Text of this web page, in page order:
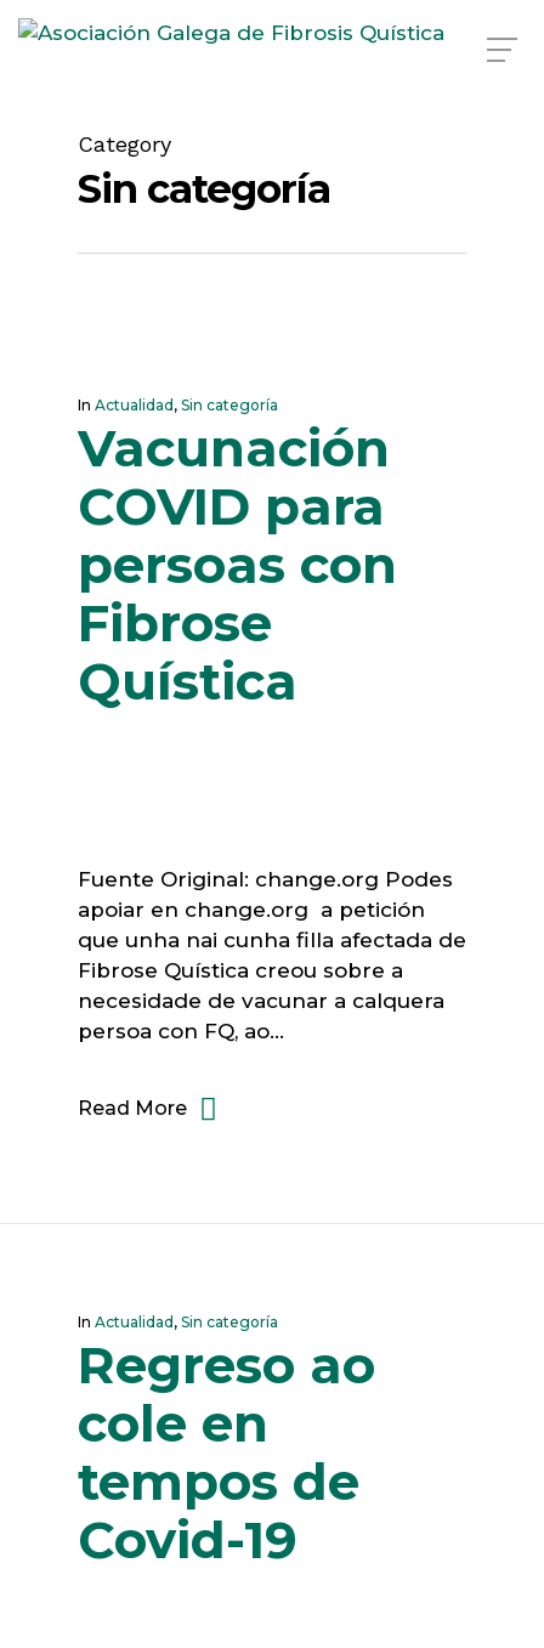
content
Category
Sin categoría
In Actualidad , Sin categoría
Vacunación
COVID para
persoas con
Fibrose
Quística
Fuente Original: change.org Podes
apoiar en change.org a petición
que unha nai cunha filla afectada de
Fibrose Quística creou sobre a
necesidade de vacunar a calquera
persoa con FQ, ao…
Read More
In Actualidad , Sin categoría
Regreso ao
cole en
tempos de
Covid-19